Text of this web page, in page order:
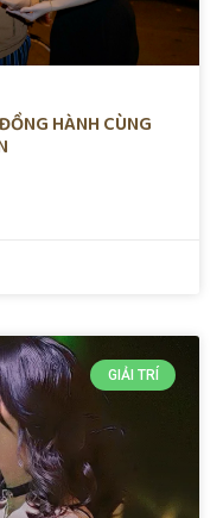
HÀNH CÙNG
GIẢI TRÍ